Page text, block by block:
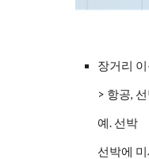
장거리
> 항공,
예. 선박
선박에